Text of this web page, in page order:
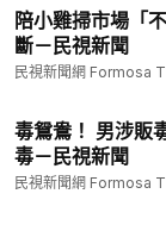
📱下載民視新聞
✅ 民視新聞網：
✅ 民視新聞FB：
✅ 訂閱民視IG：
陪小雞掃市場「
斷－民視新聞
民視新聞網 Formosa
毒鴛鴦！ 男涉販
毒－民視新聞
民視新聞網 Formosa